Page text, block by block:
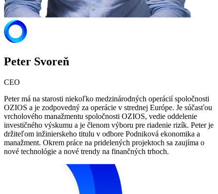
Peter Svoreň
CEO
Peter má na starosti niekoľko medzinárodných operácií spoločnosti
OZIOS a je zodpovedný za operácie v strednej Európe. Je súčasťou
vrcholového manažmentu spoločnosti OZIOS, vedie oddelenie
investičného výskumu a je členom výboru pre riadenie rizík. Peter je
držiteľom inžinierskeho titulu v odbore Podniková ekonomika a
manažment. Okrem práce na pridelených projektoch sa zaujíma o
nové technológie a nové trendy na finančných trhoch.